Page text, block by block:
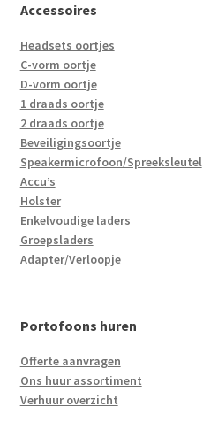
Accessoires
Headsets oortjes
C-vorm oortje
D-vorm oortje
1 draads oortje
2 draads oortje
Beveiligingsoortje
Speakermicrofoon/Spreeksleutel
Accu’s
Holster
Enkelvoudige laders
Groepsladers
Adapter/Verloopje
Portofoons huren
Offerte aanvragen
Ons huur assortiment
Verhuur overzicht